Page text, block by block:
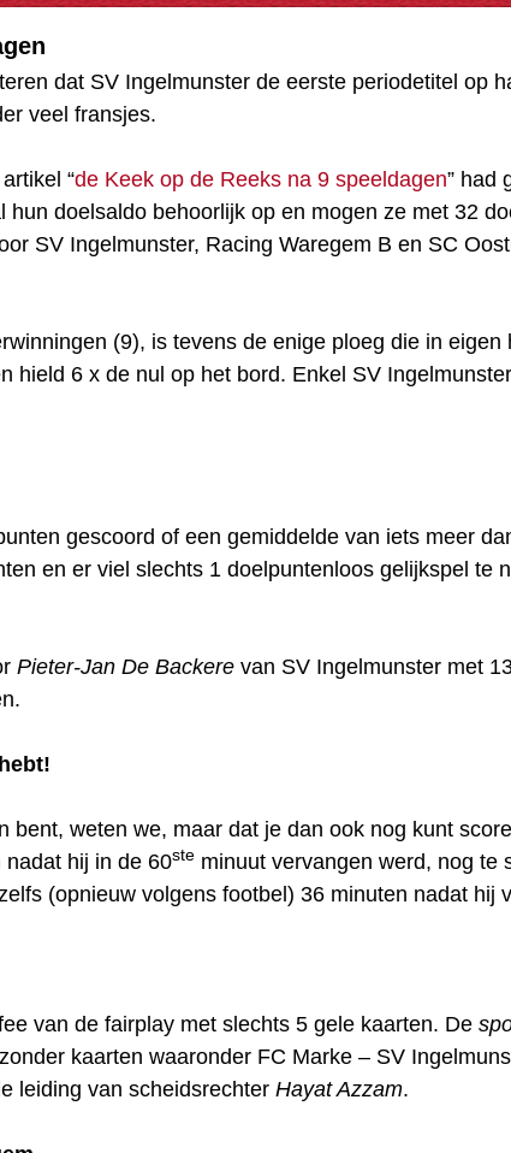
dat SV Ingelmunster de eerste periodetitel op
veel fransjes.
“de Keek op de Reeks na 9 speeldagen” had
doelsaldo behoorlijk op en mogen ze met 32
SV Ingelmunster, Racing Waregem B en SC
(9), is tevens de enige ploeg die in eigen
hield 6 x de nul op het bord. Enkel SV
gescoord of een gemiddelde van iets meer
en er viel slechts 1 doelpuntenloos gelijkspel te
Pieter-Jan De Backere van SV Ingelmunster met
bent, weten we, maar dat je dan ook nog kunt
hij in de 60ste minuut vervangen werd, nog te
(opnieuw volgens footbel) 36 minuten nadat hij
van de fairplay met slechts 5 gele kaarten. De
kaarten waaronder FC Marke – SV
leiding van scheidsrechter Hayat Azzam.